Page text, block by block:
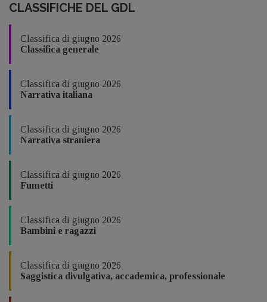
CLASSIFICHE DEL GDL
Classifica di giugno 2026
Classifica generale
Classifica di giugno 2026
Narrativa italiana
Classifica di giugno 2026
Narrativa straniera
Classifica di giugno 2026
Fumetti
Classifica di giugno 2026
Bambini e ragazzi
Classifica di giugno 2026
Saggistica divulgativa, accademica, professionale